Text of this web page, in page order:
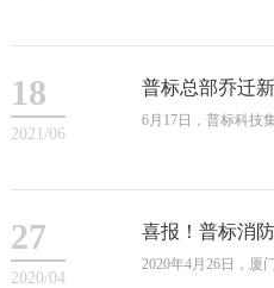
18
2021/06
普标总部乔迁
6月17日，普标科技
27
2020/04
喜报！普标消
2020年4月26日，厦